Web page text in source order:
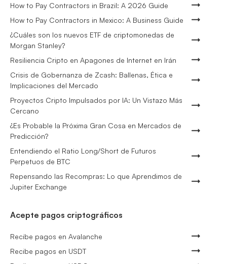
How to Pay Contractors in Brazil: A 2026 Guide
How to Pay Contractors in Mexico: A Business Guide
¿Cuáles son los nuevos ETF de criptomonedas de
Morgan Stanley?
Resiliencia Cripto en Apagones de Internet en Irán
Crisis de Gobernanza de Zcash: Ballenas, Ética e
Implicaciones del Mercado
Proyectos Cripto Impulsados por IA: Un Vistazo Más
Cercano
¿Es Probable la Próxima Gran Cosa en Mercados de
Predicción?
Entendiendo el Ratio Long/Short de Futuros
Perpetuos de BTC
Repensando las Recompras: Lo que Aprendimos de
Jupiter Exchange
Acepte pagos criptográficos
Recibe pagos en Avalanche
Recibe pagos en USDT